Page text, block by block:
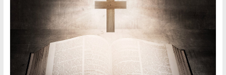
parrocchia